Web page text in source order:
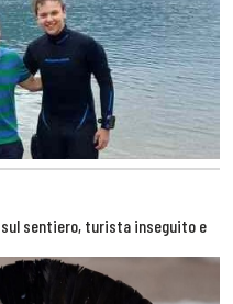
sul sentiero, turista inseguito e